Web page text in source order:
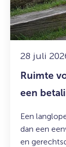
28 juli
Ruimte
een
Een
dan een
en
leven,
ook
in
een